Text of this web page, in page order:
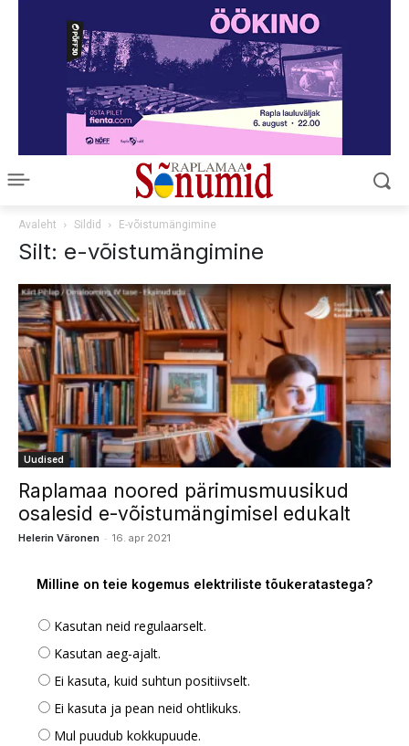
Avaleht Sildid E-võistumängimine
Silt: e-võistumängimine
Uudised
Raplamaa noored pärimusmuusikud
osalesid e-võistumängimisel edukalt
Helerin Väronen - 16. apr 2021
Milline on teie kogemus elektriliste tõukeratastega?
Kasutan neid regulaarselt.
Kasutan aeg-ajalt.
Ei kasuta, kuid suhtun positiivselt.
Ei kasuta ja pean neid ohtlikuks.
Mul puudub kokkupuude.